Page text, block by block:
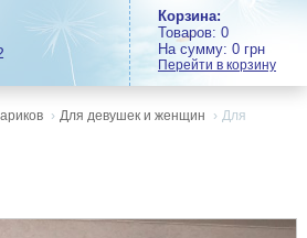
Корзина:
Товаров: 0
На сумму: 0 грн
Перейти в корзину
› Для девушек и женщин › Для